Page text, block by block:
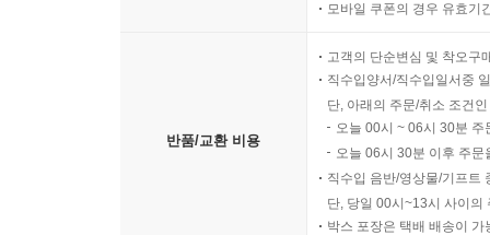
모바일 쿠폰의 경우 유효기
반품/교환 비용
고객의 단순변심 및 착오구
직수입양서/직수입일서중
단, 아래의 주문/취소 조건
오늘 00시 ~ 06시 30분
오늘 06시 30분 이후 주
직수입 음반/영상물/기프트
단, 당일 00시~13시 사이의
박스 포장은 택배 배송이